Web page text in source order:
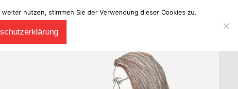
nutzen, stimmen Sie der Verwendung dieser Cookies zu.